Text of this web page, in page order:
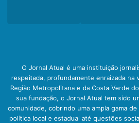
O Jornal Atual é uma instituição
respeitada, profundamente enraizada na
Região Metropolitana e da Costa Verde
sua fundação, o Jornal Atual tem sido
comunidade, cobrindo uma ampla gama
política local e estadual até questões